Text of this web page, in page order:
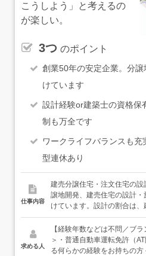
こうしよう」と考えるの
が楽しい。
3つ のポイント
創業50年の安定企業。分
けています
設計経験or建築士の資格保
制も万全です
ワークライフバランスも
型連休あり
仕事内容
建売分譲住宅・注文住宅の
譲地開発、建売住宅の設計
けています。設計の割合は
でも「同じ家はつくらない
や想定する暮らしに合わせ
ます。＜具体的な仕事内容
ンニング（設計図作成）・敷
求める人
【経験年数などは不問／ブ
＞・普通自動車運転免許（
る何らかの経験をお持ちの